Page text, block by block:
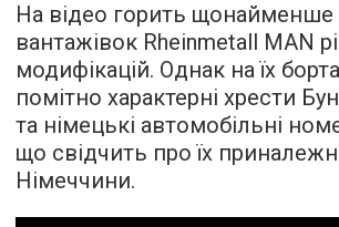
На відео горить щонайменше
вантажівок Rheinmetall MAN
модифікацій. Однак на їх
помітно характерні хрести
та німецькі автомобільні
що свідчить про їх
Німеччини.